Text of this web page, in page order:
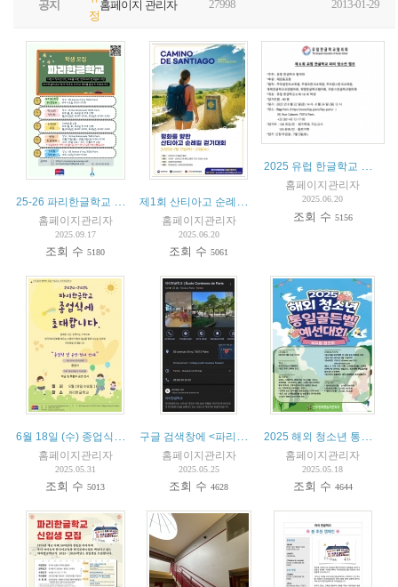
공지
정
홈페이지 관리자 27998 2013-01-29
홈페이지관리자
2025.09.17
조회 수5180
홈페이지관리자
2025.06.20
조회 수5061
2025 유럽 한글학교 청소년 캠프 (8월 22–24일, 파리 FIAP)
홈페이지관리자
2025.06.20
조회 수 5156
홈페이지관리자
2025.05.31
조회 수5013
홈페이지관리자
2025.05.25
조회 수4628
홈페이지관리자
2025.05.18
조회 수 4644